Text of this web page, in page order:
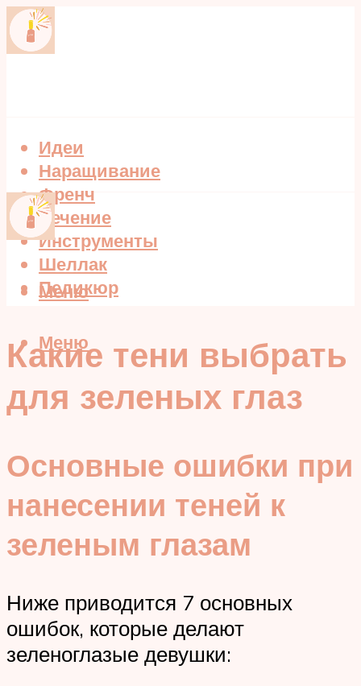
Идеи
Наращивание
Френч
Лечение
Инструменты
Шеллак
Педикюр
Меню
Меню
Какие тени выбрать
для зеленых глаз
Основные ошибки при
нанесении теней к
зеленым глазам
Ниже приводится 7 основных
ошибок, которые делают
зеленоглазые девушки: